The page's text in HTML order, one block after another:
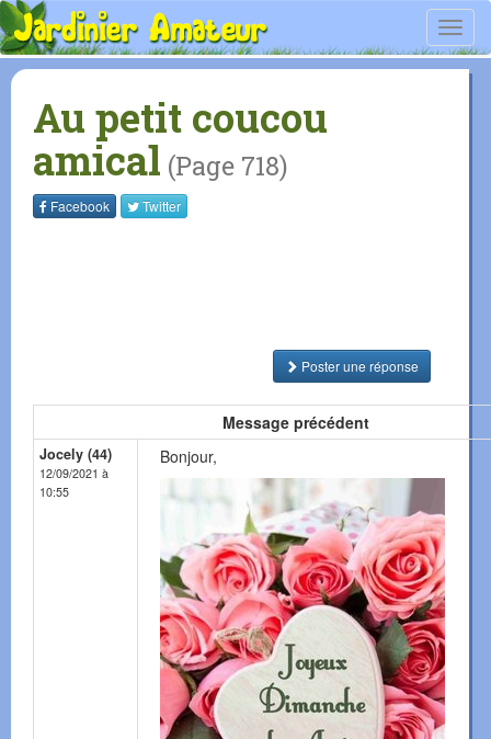
Au petit coucou
amical (Page 718)
Facebook Twitter
Poster une réponse
Message précédent
Jocely (44)
12/09/2021 à
10:55
Bonjour,